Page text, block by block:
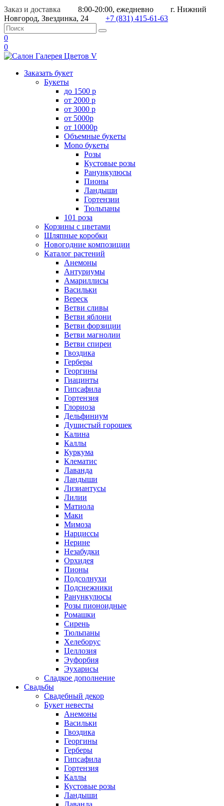
Заказ и доставка 8:00-20:00, ежедневно
г. Нижний
Новгород, Звездинка, 24
+7 (831) 415-61-63
0
0
Заказать букет
Букеты
до 1500 р
от 2000 р
от 3000 р
от 5000р
от 10000р
Объемные букеты
Mono букеты
Розы
Кустовые розы
Ранункулюсы
Пионы
Ландыши
Гортензии
Тюльпаны
101 роза
Корзины с цветами
Шляпные коробки
Новогодние композиции
Каталог растений
Анемоны
Антуриумы
Амариллисы
Васильки
Вереск
Ветви сливы
Ветви яблони
Ветви форзиции
Ветви магнолии
Ветви спиреи
Гвоздика
Герберы
Георгины
Гиацинты
Гипсафила
Гортензия
Глориоза
Дельфиниум
Душистый горошек
Калина
Каллы
Куркума
Клематис
Лаванда
Ландыши
Лизиантусы
Лилии
Матиола
Маки
Мимоза
Нарциссы
Нерине
Незабудки
Орхидея
Пионы
Подсолнухи
Подснежники
Ранункулюсы
Розы пионоидные
Ромашки
Сирень
Тюльпаны
Хелеборус
Целлозия
Эуфорбия
Эухарисы
Сладкое дополнение
Свадьбы
Свадебный декор
Букет невесты
Анемоны
Васильки
Гвоздика
Георгины
Герберы
Гипсафила
Гортензия
Каллы
Кустовые розы
Ландыши
Лаванда